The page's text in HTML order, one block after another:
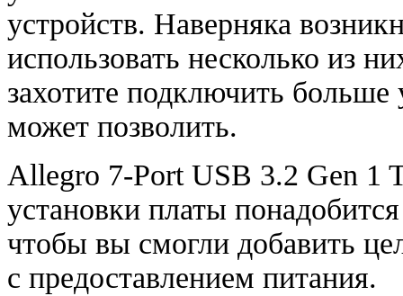
устройств. Наверняка
использовать несколько из
захотите подключить больше
может позволить.
Allegro 7-Port USB 3.2 Gen 1
установки платы
чтобы вы смогли добавить
c предоставлением питания.